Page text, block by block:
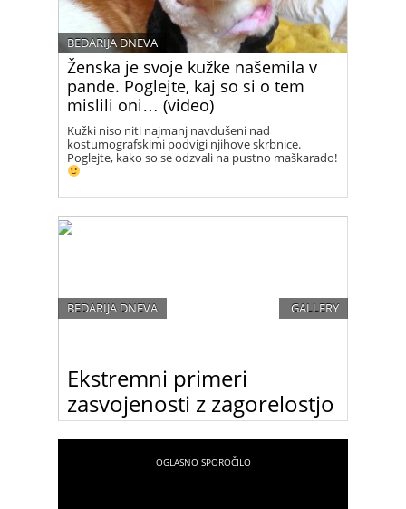
Ženska je svoje kužke našemila v
pande. Poglejte, kaj so si o tem
mislili oni… (video)
BEDARIJA DNEVA
Kužki niso niti najmanj navdušeni nad
kostumografskimi podvigi njihove skrbnice.
Poglejte, kako so se odzvali na pustno maškarado!
Ekstremni primeri
zasvojenosti z zagorelostjo
BEDARIJA DNEVA
pa naravnost obožujejo zapečeno, oranžno barvo
GALLERY